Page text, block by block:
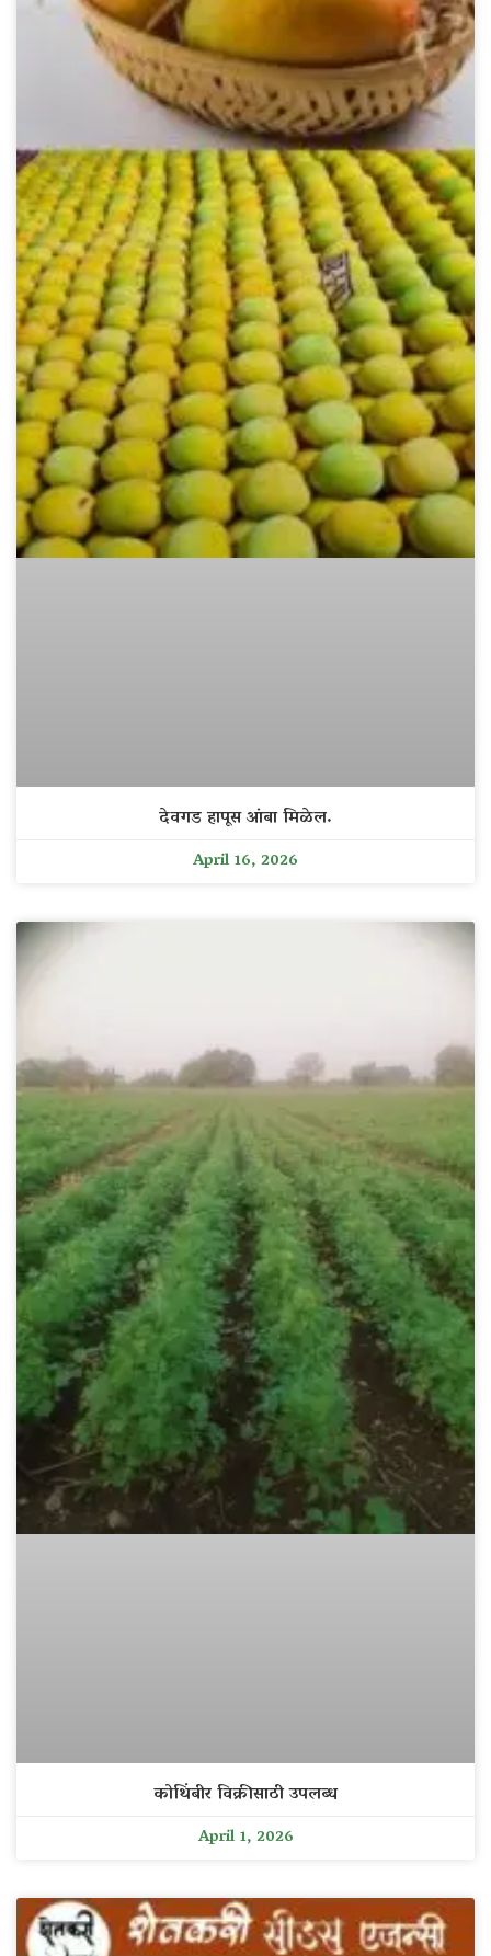
देवगड हापूस आंबा मिळेल.
April 16, 2026
कोथिंबीर विक्रीसाठी उपलब्ध
April 1, 2026